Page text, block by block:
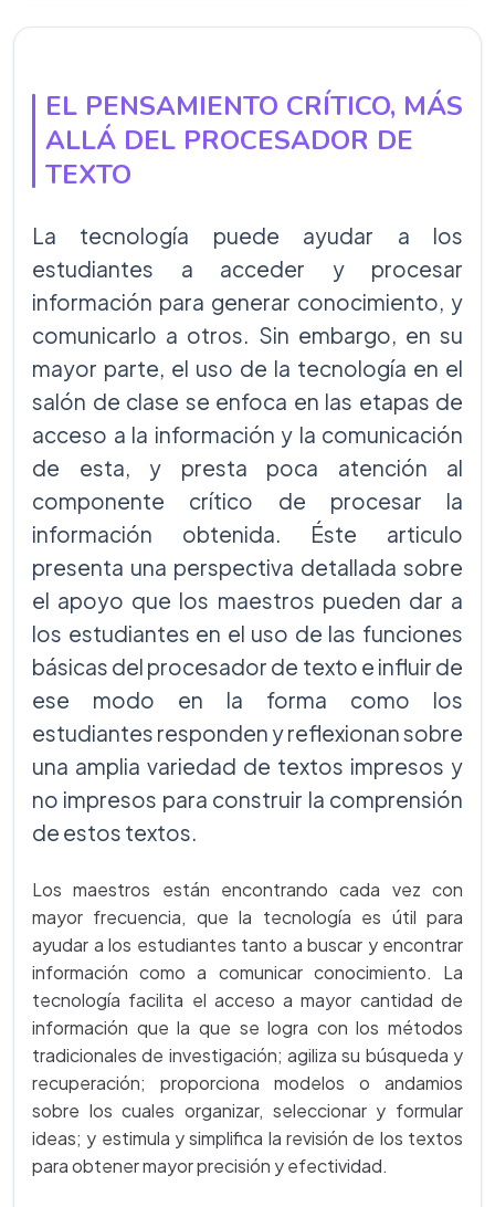
EL PENSAMIENTO CRÍTICO, MÁS
ALLÁ DEL PROCESADOR DE
TEXTO
La tecnología puede ayudar a los
estudiantes a acceder y procesar
información para generar conocimiento, y
comunicarlo a otros. Sin embargo, en su
mayor parte, el uso de la tecnología en el
salón de clase se enfoca en las etapas de
acceso a la información y la comunicación
de esta, y presta poca atención al
componente crítico de procesar la
información obtenida. Éste articulo
presenta una perspectiva detallada sobre
el apoyo que los maestros pueden dar a
los estudiantes en el uso de las funciones
básicas del procesador de texto e influir de
ese modo en la forma como los
estudiantes responden y reflexionan sobre
una amplia variedad de textos impresos y
no impresos para construir la comprensión
de estos textos.
Los maestros están encontrando cada vez con
mayor frecuencia, que la tecnología es útil para
ayudar a los estudiantes tanto a buscar y encontrar
información como a comunicar conocimiento. La
tecnología facilita el acceso a mayor cantidad de
información que la que se logra con los métodos
tradicionales de investigación; agiliza su búsqueda y
recuperación; proporciona modelos o andamios
sobre los cuales organizar, seleccionar y formular
ideas; y estimula y simplifica la revisión de los textos
para obtener mayor precisión y efectividad.